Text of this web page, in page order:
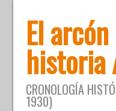
El
historia
CRONOLOGÍA
1930)